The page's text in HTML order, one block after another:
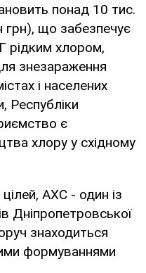
понад 10 тис.
грн), що забезпечує
рідким хлором,
знезараження
і населених
Республіки
є
хлору у східному
АХС - один із
Дніпропетровської
знаходиться
формуваннями